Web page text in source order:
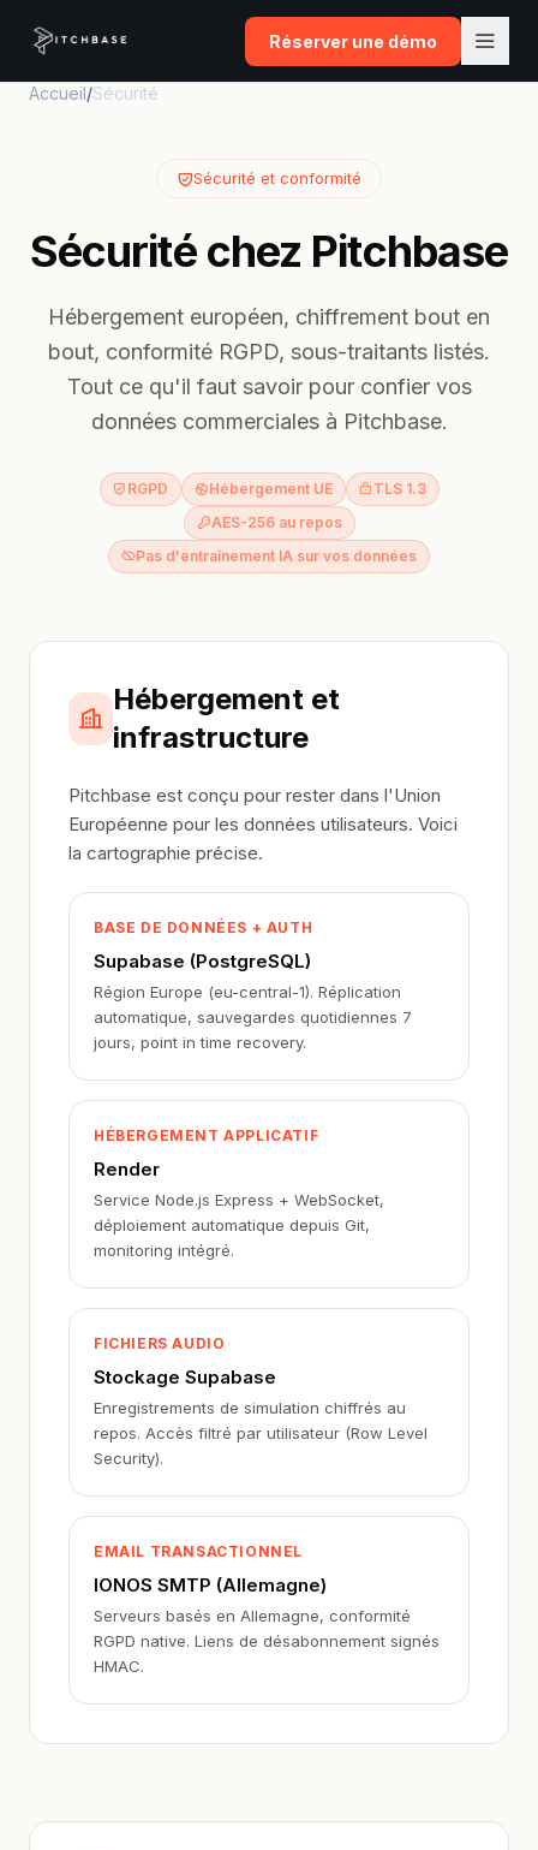
Réserver une démo
Accueil/Sécurité
Sécurité et conformité
Sécurité chez Pitchbase
Hébergement européen, chiffrement bout en
bout, conformité RGPD, sous-traitants listés.
Tout ce qu'il faut savoir pour confier vos
données commerciales à Pitchbase.
RGPD Hébergement UE
TLS 1.3
AES-256 au repos
Pas d'entraînement IA sur vos données
Hébergement et
infrastructure
Pitchbase est conçu pour rester dans l'Union
Européenne pour les données utilisateurs. Voici
la cartographie précise.
BASE DE DONNÉES + AUTH
Supabase (PostgreSQL)
Région Europe (eu-central-1). Réplication
automatique, sauvegardes quotidiennes 7
jours, point in time recovery.
HÉBERGEMENT APPLICATIF
Render
Service Node.js Express + WebSocket,
déploiement automatique depuis Git,
monitoring intégré.
FICHIERS AUDIO
Stockage Supabase
Enregistrements de simulation chiffrés au
repos. Accès filtré par utilisateur (Row Level
Security).
EMAIL TRANSACTIONNEL
IONOS SMTP (Allemagne)
Serveurs basés en Allemagne, conformité
RGPD native. Liens de désabonnement signés
HMAC.